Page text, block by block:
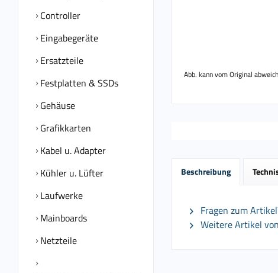
Controller
Eingabegeräte
Ersatzteile
Festplatten & SSDs
Gehäuse
Grafikkarten
Kabel u. Adapter
Kühler u. Lüfter
Laufwerke
Mainboards
Netzteile
Abb. kann vom Original
Beschreibung
Fragen zum
Weitere Artikel